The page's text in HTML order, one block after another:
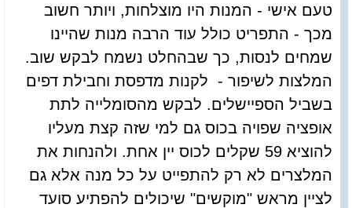
טעם אישי - המנות היו מוצלחות, ויותר חשוב
מכך - התפריט כולל עוד הרבה מנות שהיינו
שמחים לנסות, כך שבהחלט נשמח לבקש שוב.
המלצות לשיפור - לקנות מדפסת וחבילת דפים
בשביל הספיישלים. לבקש מהסומלייה לתת
אופציה שפויה בכוס גם למי שזה קצת מעליו
להוציא 59 שקלים לכוס יין אחת. ולהנחות את
המלצרים לא רק להתפייט על כל מנה אלא גם
לציין מראש "מוקשים" שיכולים להפתיע סועד